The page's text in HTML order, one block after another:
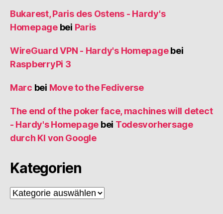
Bukarest, Paris des Ostens - Hardy's
Homepagebei Paris
WireGuard VPN - Hardy's Homepagebei
RaspberryPi 3
Marc bei Move to the Fediverse
The end of the poker face, machines will detect
- Hardy's Homepage bei Todesvorhersage
durch KI von Google
Kategorien
Kategorien